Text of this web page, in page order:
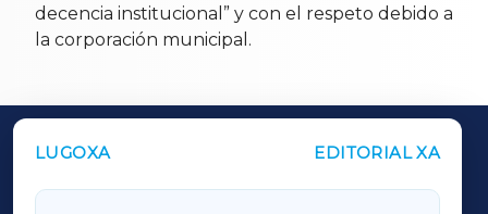
decencia institucional” y con el respeto debido a
la corporación municipal.
LUGOXA EDITORIAL XA
OUTROS PERIÓDICOS